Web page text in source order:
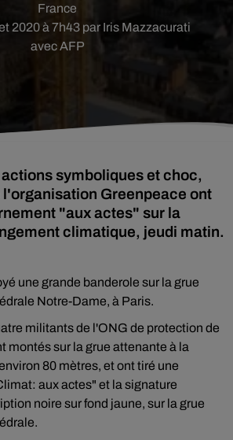
2020 à 7h43 par Iris Mazzacurati
avec AFP
France
symboliques et choc,
l'organisation Greenpeace ont
"aux actes" sur la
climatique, jeudi matin.
une grande banderole sur la grue
Notre-Dame, à Paris.
militants de l'ONG de protection de
montés sur la grue attenante à la
80 mètres, et ont tiré une
aux actes" et la signature
noire sur fond jaune, sur la grue